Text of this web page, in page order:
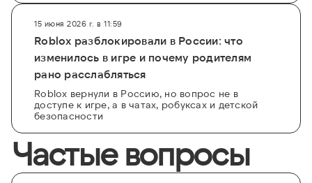
15 июня 2026 г. в 11:59
Roblox разблокировали в России: что
изменилось в игре и почему родителям
рано расслабляться
Roblox вернули в Россию, но вопрос не в
доступе к игре, а в чатах, робуксах и детской
безопасности
Частые вопросы